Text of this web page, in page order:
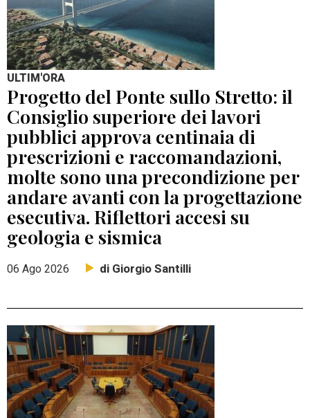
ULTIM'ORA
Progetto del Ponte sullo Stretto: il
Consiglio superiore dei lavori
pubblici approva centinaia di
prescrizioni e raccomandazioni,
molte sono una precondizione per
andare avanti con la progettazione
esecutiva. Riflettori accesi su
geologia e sismica
06 Ago 2026 di Giorgio Santilli